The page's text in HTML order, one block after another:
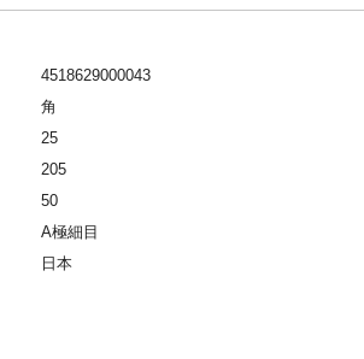
4518629000043
角
25
205
50
A極細目
日本